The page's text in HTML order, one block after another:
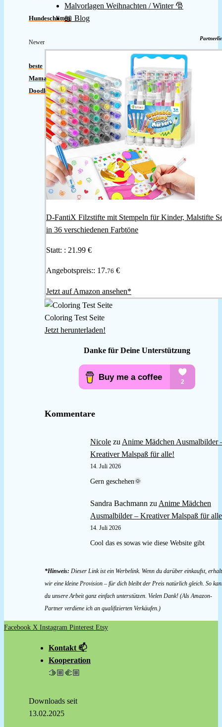
Hundeschlitten
Newer
beste
Mama
Doodle
Malvorlagen Weihnachten / Winter 🎅
📖 Blog
D-FantiX Filzstifte mit Stempeln für Kinder, Malstifte
in 36 verschiedenen Farbtöne
Statt: : 21.99 €
Angebotspreis:: 17.76 €
Jetzt auf Amazon ansehen*
Coloring Test Seite
Jetzt herunterladen!
Danke für Deine Unterstützung
Kommentare
Nicole zu Anime Mädchen Ausmalbilder
Kreativer Malspaß für alle!
14. Juli 2026
Gern geschehen🌞
Sandra Bachmann zu Anime Mädchen
Ausmalbilder – Kreativer Malspaß für
14. Juli 2026
Cool das es sowas wie diese Website gibt
*Hinweis: Dieser Link ist ein Werbelink. Wenn du darüber einkaufst,
wir eine kleine Provision – für dich bleibt der Preis natürlich gleich. So
du unsere Arbeit ganz einfach unterstützen. Vielen Dank! (Als Amazon-
Partner verdiene ich an qualifizierten Verkäufen.)
Facebook X Instagram Pinterest Etsy
Kontakt 📫
Kooperation
🫱🏼‍🫲🏼
Downloads seit
13.02.2025